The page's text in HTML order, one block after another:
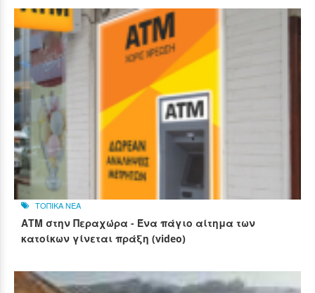
ΤΟΠΙΚΑ ΝΕΑ
ΑΤΜ στην Περαχώρα - Ένα πάγιο αίτημα των
κατοίκων γίνεται πράξη (video)